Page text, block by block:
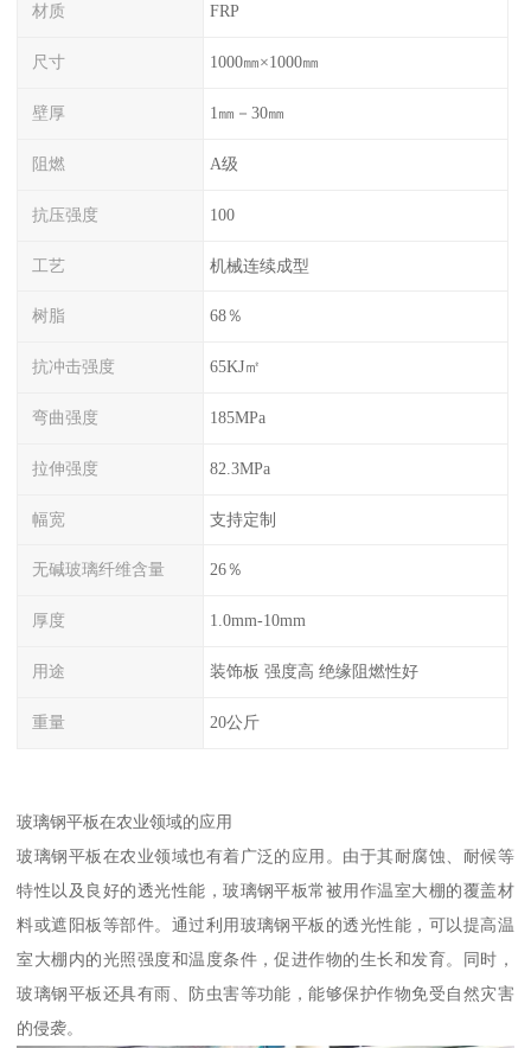
材质 FRP
尺寸 1000㎜×1000㎜
壁厚 1㎜－30㎜
阻燃 A级
抗压强度 100
工艺 机械连续成型
树脂 68％
抗冲击强度 65KJ㎡
弯曲强度 185MPa
拉伸强度 82.3MPa
幅宽 支持定制
无碱玻璃纤维含量 26％
厚度 1.0mm-10mm
用途 装饰板 强度高 绝缘阻燃性好
重量 20公斤
玻璃钢平板在农业领域的应用
玻璃钢平板在农业领域也有着广泛的应用。由于其耐腐蚀、耐候等
特性以及良好的透光性能，玻璃钢平板常被用作温室大棚的覆盖材
料或遮阳板等部件。通过利用玻璃钢平板的透光性能，可以提高温
室大棚内的光照强度和温度条件，促进作物的生长和发育。同时，
玻璃钢平板还具有雨、防虫害等功能，能够保护作物免受自然灾害
的侵袭。